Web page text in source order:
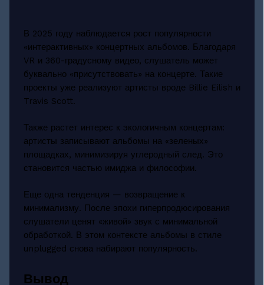
В 2025 году наблюдается рост популярности
«интерактивных» концертных альбомов. Благодаря
VR и 360-градусному видео, слушатель может
буквально «присутствовать» на концерте. Такие
проекты уже реализуют артисты вроде Billie Eilish и
Travis Scott.
Также растет интерес к экологичным концертам:
артисты записывают альбомы на «зеленых»
площадках, минимизируя углеродный след. Это
становится частью имиджа и философии.
Еще одна тенденция — возвращение к
минимализму. После эпохи гиперпродюсирования
слушатели ценят «живой» звук с минимальной
обработкой. В этом контексте альбомы в стиле
unplugged снова набирают популярность.
Вывод